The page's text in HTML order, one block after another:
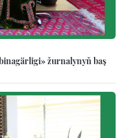
žurnalynyň baş